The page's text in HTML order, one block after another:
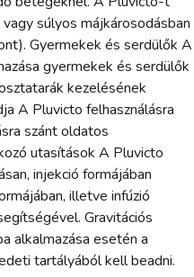
súlyos májkárosodásban
Gyermekek és serdülők A
gyermekek és serdülők
kezelésének
A Pluvicto felhasználásra
szánt oldatos
utasítások A Pluvicto
injekció formájában
illetve infúzió
Gravitációs
alkalmazása esetén a
tartályából kell beadni.